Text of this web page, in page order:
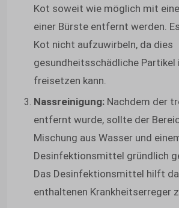
Kot soweit wie möglich mit
einer Bürste entfernt werden.
Kot nicht aufzuwirbeln, da dies
gesundheitsschädliche Partikel
freisetzen kann.
Nassreinigung: Nachdem der
entfernt wurde, sollte der
Mischung aus Wasser und
Desinfektionsmittel gründlich
Das Desinfektionsmittel hilft
enthaltenen Krankheitserreger